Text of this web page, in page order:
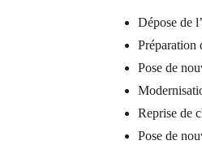
Dépose de
Préparation
Pose de
Reprise de
Pose de